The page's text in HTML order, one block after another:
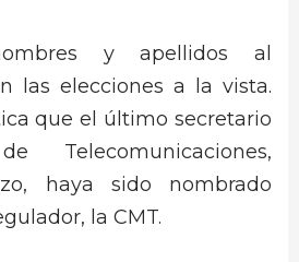
y apellidos al
las elecciones a la vista.
que el último secretario
Telecomunicaciones,
haya sido nombrado
la CMT.